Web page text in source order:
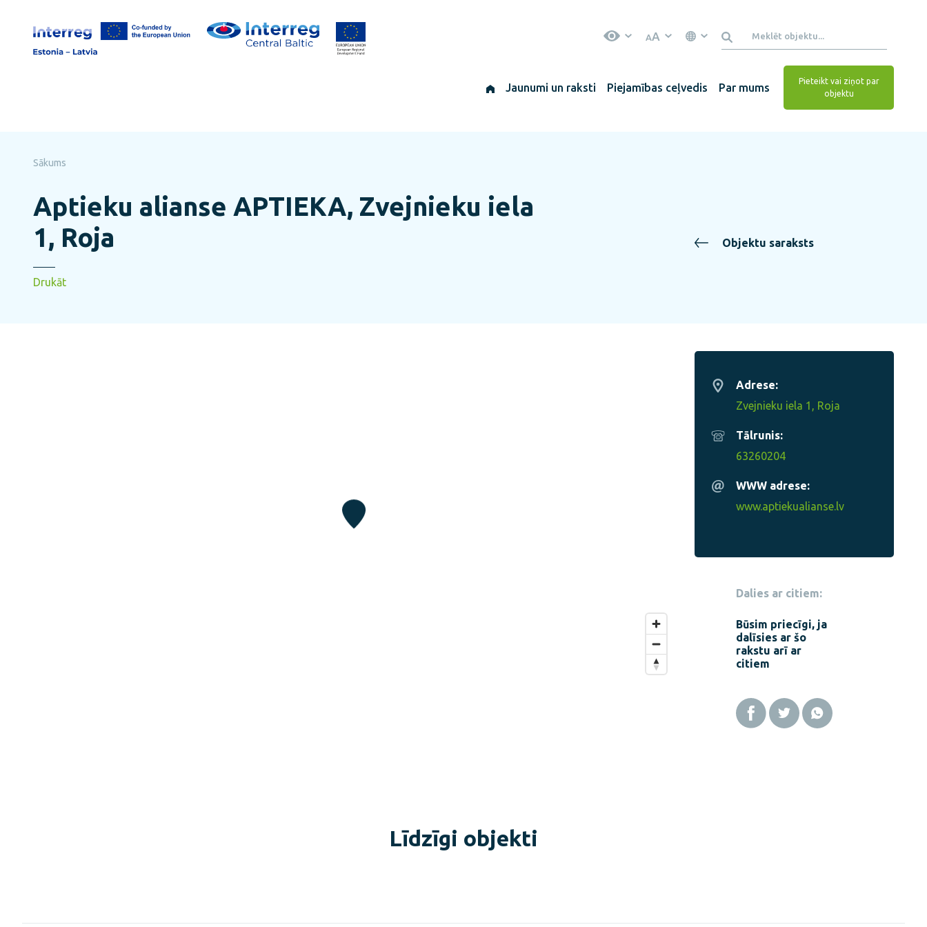
AA
Jaunumi un raksti Piejamības ceļvedis Par mums
Pieteikt vai ziņot par
objektu
Sākums
Aptieku alianse APTIEKA, Zvejnieku iela
1, Roja
Drukāt
Objektu saraksts
Adrese:
Zvejnieku iela 1, Roja
Tālrunis:
63260204
WWW adrese:
www.aptiekualianse.lv
Dalies ar citiem:
Būsim priecīgi, ja
dalīsies ar šo
rakstu arī ar
citiem
Līdzīgi objekti